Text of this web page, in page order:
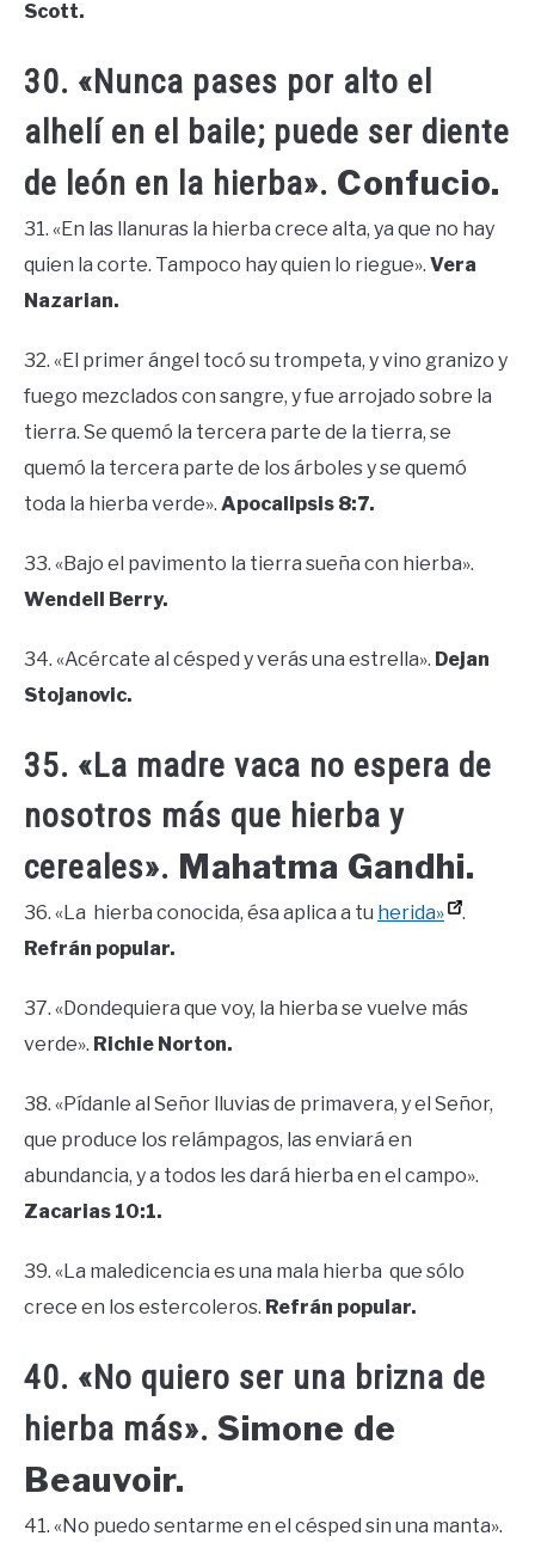
Scott.
30. «Nunca pases por alto el
alhelí en el baile; puede ser diente
de león en la hierba». Confucio.
31. «En las llanuras la hierba crece alta, ya que no hay
quien la corte. Tampoco hay quien lo riegue». Vera
Nazarian.
32. «El primer ángel tocó su trompeta, y vino granizo y
fuego mezclados con sangre, y fue arrojado sobre la
tierra. Se quemó la tercera parte de la tierra, se
quemó la tercera parte de los árboles y se quemó
toda la hierba verde». Apocalipsis 8:7.
33. «Bajo el pavimento la tierra sueña con hierba».
Wendell Berry.
34. «Acércate al césped y verás una estrella». Dejan
Stojanovic.
35. «La madre vaca no espera de
nosotros más que hierba y
cereales». Mahatma Gandhi.
36. «La hierba conocida, ésa aplica a tu herida»
.
Refrán popular.
37. «Dondequiera que voy, la hierba se vuelve más
verde». Richie Norton.
38. «Pídanle al Señor lluvias de primavera, y el Señor,
que produce los relámpagos, las enviará en
abundancia, y a todos les dará hierba en el campo».
Zacarias 10:1.
39. «La maledicencia es una mala hierba que sólo
crece en los estercoleros. Refrán popular.
40. «No quiero ser una brizna de
hierba más». Simone de
Beauvoir.
41. «No puedo sentarme en el césped sin una manta».